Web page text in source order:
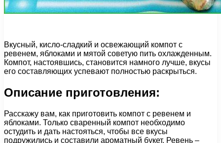
Вкусный, кисло-сладкий и освежающий компот с
ревенем, яблоками и мятой советую пить охлажденным.
Компот, настоявшись, становится намного лучше, вкусы
его составляющих успевают полностью раскрыться.
Описание приготовления:
Расскажу вам, как приготовить компот с ревенем и
яблоками. Только сваренный компот необходимо
остудить и дать настояться, чтобы все вкусы
подружились и составили ароматный букет. Ревень –